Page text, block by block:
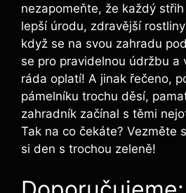
nezapomeňte, že každý
lepší úrodu, zdravější
když se na svou zahradu
se pro pravidelnou údržbu a
ráda oplatí! A jinak řečeno,
pámelníku trochu děsí,
zahradník začínal s těmi
Tak na co čekáte? Vezměte
si den s trochou zeleně!